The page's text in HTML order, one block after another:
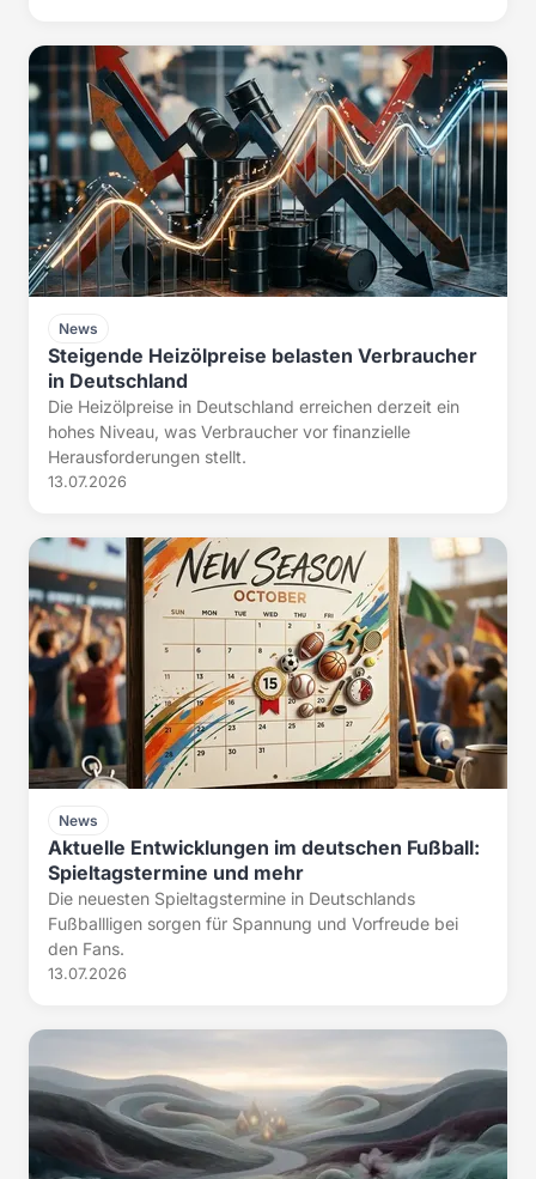
News
Steigende Heizölpreise belasten Verbraucher
in Deutschland
Die Heizölpreise in Deutschland erreichen derzeit ein
hohes Niveau, was Verbraucher vor finanzielle
Herausforderungen stellt.
13.07.2026
News
Aktuelle Entwicklungen im deutschen Fußball:
Spieltagstermine und mehr
Die neuesten Spieltagstermine in Deutschlands
Fußballligen sorgen für Spannung und Vorfreude bei
den Fans.
13.07.2026